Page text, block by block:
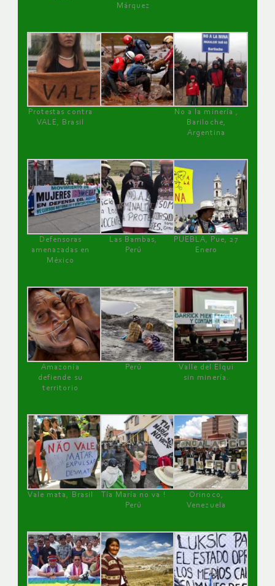
Márquez
Protestas contra
VALE, Brasil
No a la minería ,
Bariloche,
Argentina
Defensoras
amenazadas en
México
Las Bambas,
Perú
PUEBLA, Pue, 27
Enero
Amazonía
defiende su
territorio
Perú
Valle del Elqui
sin minería.
Vale mata, Brasil
Tía María no va !
Perú
Orinoco,
Venezuela